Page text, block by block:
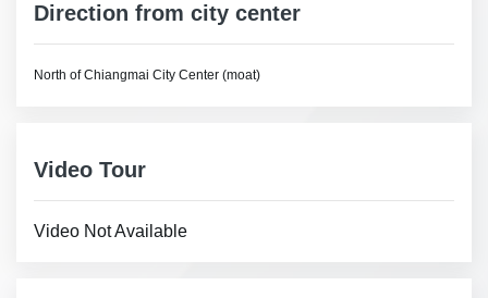
Direction from city center
North of Chiangmai City Center (moat)
Video Tour
Video Not Available